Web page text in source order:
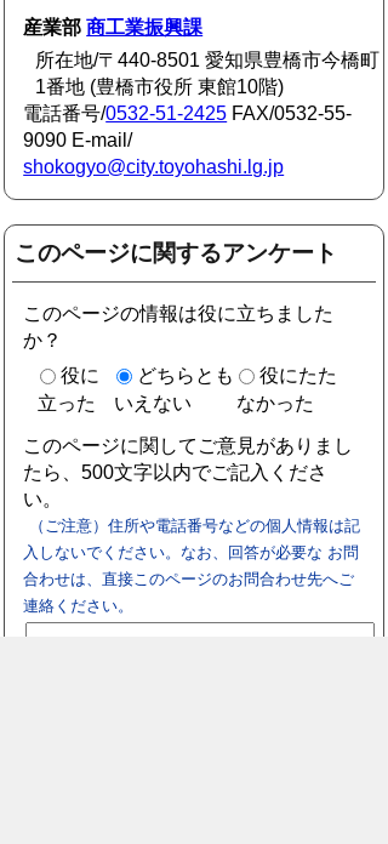
産業部商工業振興課
所在地/〒440-8501 愛知県豊橋市今橋町
1番地 (豊橋市役所 東館10階)
電話番号/0532-51-2425 FAX/0532-55-
9090 E-mail/
shokogyo@city.toyohashi.lg.jp
このページに関するアンケート
このページの情報は役に立ちました
か？
役に
立った
どちらとも
いえない
役にたた
なかった
このページに関してご意見がありまし
たら、500文字以内でご記入くださ
い。
（ご注意）住所や電話番号などの個人情報は記
入しないでください。なお、回答が必要な お問
合わせは、直接このページのお問合わせ先へご
連絡ください。